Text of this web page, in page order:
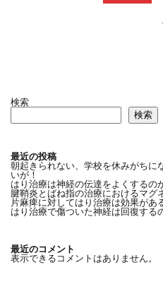
検索
検索
最近の投稿
朝起きられない、学校を休みがちに
いが！
はり治療は神経の伝達をよくするの
腱鞘炎とばね指の治療におけるマグ
片麻痺に対してはり治療は効果があ
はり治療で傷ついた神経は回復する
最近のコメント
表示できるコメントはありません。